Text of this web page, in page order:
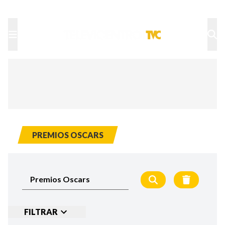
PREMIOS OSCARS
FILTRAR